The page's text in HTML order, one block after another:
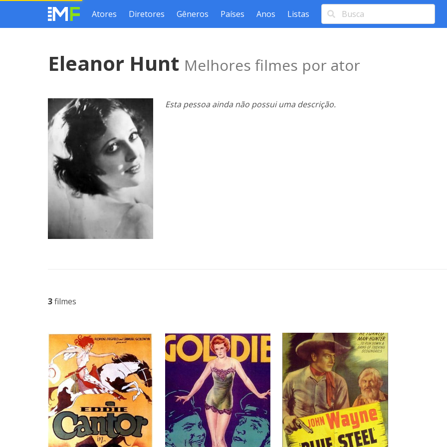
Atores Diretores Gêneros Países Anos Listas
Eleanor Hunt Melhores filmes por ator
Esta pessoa ainda não possui uma descrição.
3filmes